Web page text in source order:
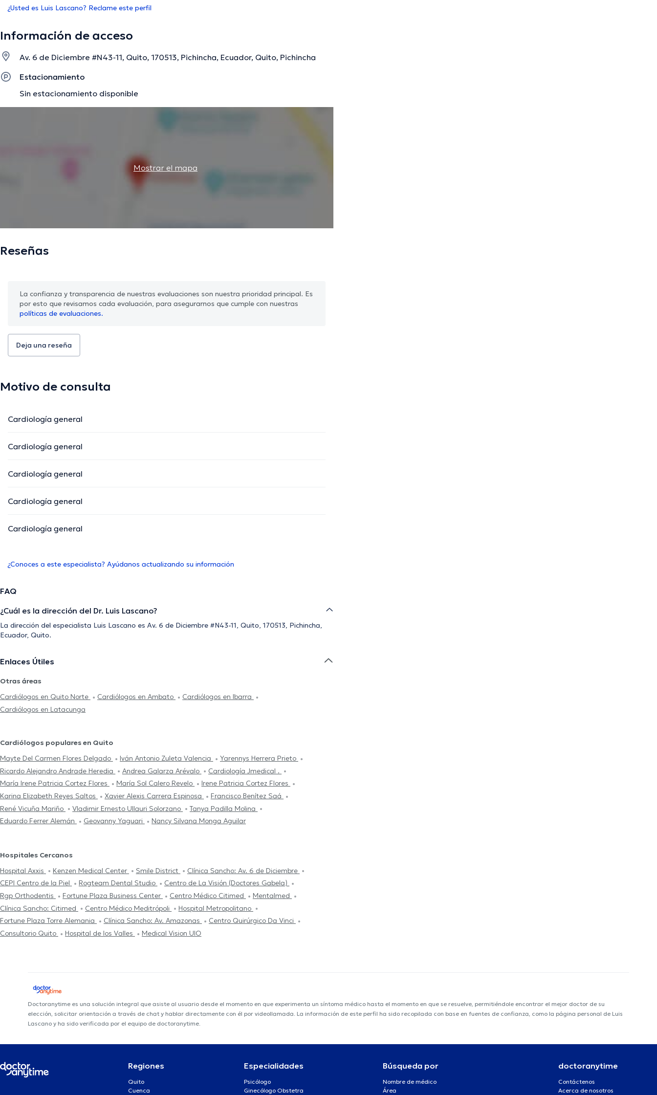
¿Usted es Luis Lascano? Reclame este perfil
Información de acceso
Av. 6 de Diciembre #N43-11, Quito, 170513, Pichincha, Ecuador, Quito, Pichincha
Estacionamiento
Sin estacionamiento disponible
Mostrar el mapa
Reseñas
La confianza y transparencia de nuestras evaluaciones son nuestra prioridad principal. Es
por esto que revisamos cada evaluación, para asegurarnos que cumple con nuestras
políticas de evaluaciones.
Deja una reseña
Motivo de consulta
Cardiología general
Cardiología general
Cardiología general
Cardiología general
Cardiología general
¿Conoces a este especialista? Ayúdanos actualizando su información
FAQ
¿Cuál es la dirección del Dr. Luis Lascano?
La dirección del especialista Luis Lascano es Av. 6 de Diciembre #N43-11, Quito, 170513, Pichincha,
Ecuador, Quito.
Enlaces Útiles
Otras áreas
Cardiólogos en Quito Norte
Cardiólogos en Ambato
Cardiólogos en Ibarra
Cardiólogos en Latacunga
Cardiólogos populares en Quito
Mayte Del Carmen Flores Delgado
Iván Antonio Zuleta Valencia
Yarennys Herrera Prieto
Ricardo Alejandro Andrade Heredia
Andrea Galarza Arévalo
Cardiología Jmedical .
María Irene Patricia Cortez Flores
María Sol Calero Revelo
Irene Patricia Cortez Flores
Karina Elizabeth Reyes Saltos
Xavier Alexis Carrera Espinosa
Francisco Benítez Saá
René Vicuña Mariño
Vladimir Ernesto Ullauri Solorzano
Tanya Padilla Molina
Eduardo Ferrer Alemán
Geovanny Yaguari Nancy Silvana Monga Aguilar
Hospitales Cercanos
Hospital Axxis
Kenzen Medical Center Smile District
Clínica Sancho: Av. 6 de Diciembre
CEPI Centro de la Piel
Rogteam Dental Studio
Centro de La Visión (Doctores Gabela)
Rgp Orthodentis
Fortune Plaza Business Center Centro Médico Citimed
Mentalmed
Clínica Sancho: Citimed
Centro Médico Meditrópoli
Hospital Metropolitano
Fortune Plaza Torre Alemania
Clínica Sancho: Av. Amazonas
Centro Quirúrgico Da Vinci
Consultorio Quito
Hospital de los Valles Medical Vision UIO
Doctoranytime es una solución integral que asiste al usuario desde el momento en que experimenta un síntoma médico hasta el momento en que se resuelve, permitiéndole encontrar el mejor doctor de su
elección, solicitar orientación a través de chat y hablar directamente con él por videollamada. La información de este perfil ha sido recopilada con base en fuentes de confianza, como la página personal de Luis
Lascano y ha sido verificada por el equipo de doctoranytime.
Regiones
Quito
Cuenca
Especialidades
Psicólogo
Ginecólogo Obstetra
Búsqueda por
Nombre de médico
Área
doctoranytime
Contáctenos
Acerca de nosotros